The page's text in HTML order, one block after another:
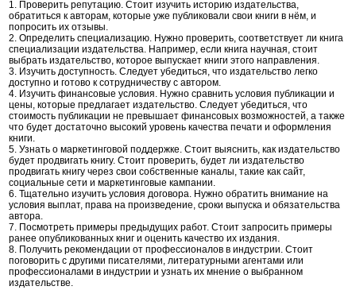
1. Проверить репутацию. Стоит изучить историю издательства,
обратиться к авторам, которые уже публиковали свои книги в нём, и
попросить их отзывы.
2. Определить специализацию. Нужно проверить, соответствует ли книга
специализации издательства. Например, если книга научная, стоит
выбрать издательство, которое выпускает книги этого направления.
3. Изучить доступность. Следует убедиться, что издательство легко
доступно и готово к сотрудничеству с автором.
4. Изучить финансовые условия. Нужно сравнить условия публикации и
цены, которые предлагает издательство. Следует убедиться, что
стоимость публикации не превышает финансовых возможностей, а также
что будет достаточно высокий уровень качества печати и оформления
книги.
5. Узнать о маркетинговой поддержке. Стоит выяснить, как издательство
будет продвигать книгу. Стоит проверить, будет ли издательство
продвигать книгу через свои собственные каналы, такие как сайт,
социальные сети и маркетинговые кампании.
6. Тщательно изучить условия договора. Нужно обратить внимание на
условия выплат, права на произведение, сроки выпуска и обязательства
автора.
7. Посмотреть примеры предыдущих работ. Стоит запросить примеры
ранее опубликованных книг и оценить качество их издания.
8. Получить рекомендации от профессионалов в индустрии. Стоит
поговорить с другими писателями, литературными агентами или
профессионалами в индустрии и узнать их мнение о выбранном
издательстве.